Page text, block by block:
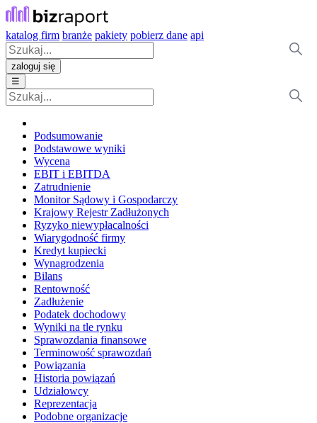
katalog firm branże pakiety pobierz dane api
zaloguj się
☰
Podsumowanie
Podstawowe wyniki
Wycena
EBIT i EBITDA
Zatrudnienie
Monitor Sądowy i Gospodarczy
Krajowy Rejestr Zadłużonych
Ryzyko niewypłacalności
Wiarygodność firmy
Kredyt kupiecki
Wynagrodzenia
Bilans
Rentowność
Zadłużenie
Podatek dochodowy
Wyniki na tle rynku
Sprawozdania finansowe
Terminowość sprawozdań
Powiązania
Historia powiązań
Udziałowcy
Reprezentacja
Podobne organizacje